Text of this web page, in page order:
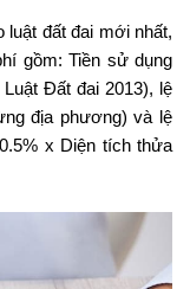
luật đất đai mới nhất,
gồm: Tiền sử dụng
Đất đai 2013), lệ
địa phương) và lệ
x Diện tích thửa